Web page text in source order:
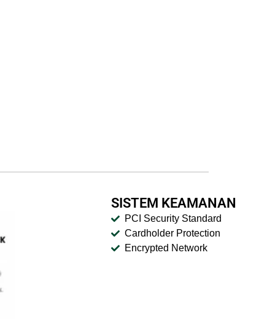
SISTEM KEAMANAN
PCI Security Standard
Cardholder Protection
Encrypted Network